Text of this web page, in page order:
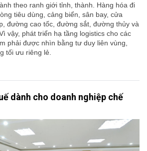
theo ranh giới tỉnh, thành. Hàng hóa đi
tiêu dùng, cảng biển, sân bay, cửa
đường cao tốc, đường sắt, đường thủy và
vậy, phát triển hạ tầng logistics cho các
phải được nhìn bằng tư duy liên vùng,
tối ưu riêng lẻ.
dành cho doanh nghiệp chế